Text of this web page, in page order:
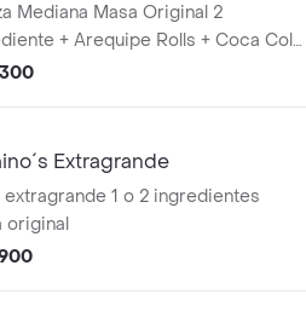
Mediana Masa Original 2
+ Arequipe Rolls + Coca Cola
Extragrande
extragrande 1 o 2 ingredientes
original